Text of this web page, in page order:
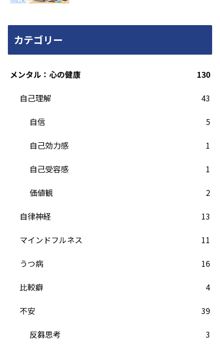
カテゴリー
メンタル：心の健康
130
自己理解
43
自信
5
自己効力感
1
自己受容感
1
価値観
2
自律神経
13
マインドフルネス
11
うつ病
16
比較癖
4
不安
39
反芻思考
3